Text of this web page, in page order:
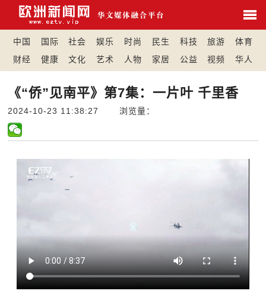
中国 国际 社会 娱乐 时尚 民生 科技 旅游
体育
财经
健康 文化 艺术 人物 家居 公益 视频 华人
《“侨”见南平》第7集：一片叶 千里香
2024-10-23 11:38:27 浏览量：